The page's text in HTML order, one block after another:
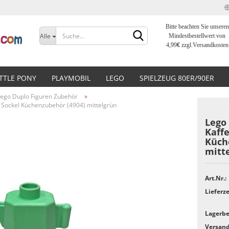
Sprache auswählen
Lieferland
Passwort vergessen?
Alle
Bitte beachten Sie unseren
Mindestbestellwert von
4,99€zzgl.Versandkosten
PONY PLAYMOBIL LEGO SPIELZEUG 80ER/90ER
Duplo Figuren Zubehör
»
Küchenzubehör (4904) mittelgrün
Art.Nr.: